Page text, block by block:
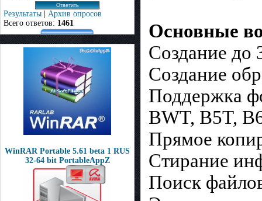
Результаты | Архив опросов
Всего ответов: 1461
WinRAR Portable 5.61 beta 1 RUS
32-64 bit PortableAppZ
Основные
Создание до
Создание
Поддержка
BWT, B5T,
Прямое
Стирание
Поиск